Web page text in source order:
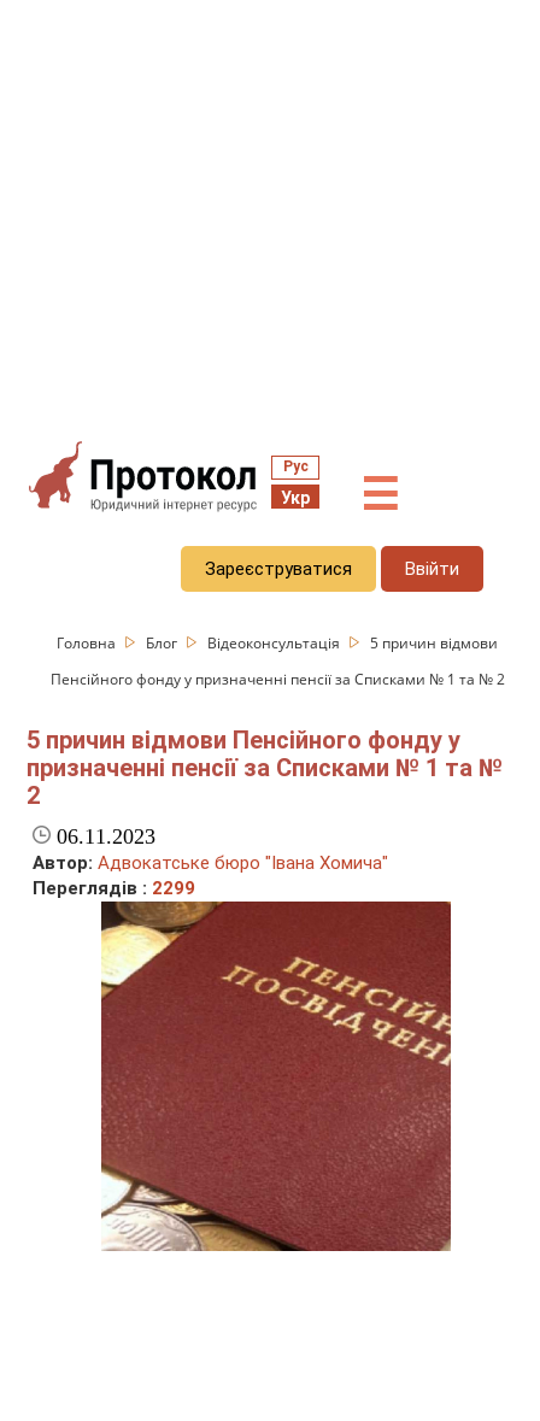
Рус
Укр ☰
Зареєструватися Ввійти
Головна Блог Відеоконсультація
5 причин відмови
Пенсійного фонду у призначенні пенсії за Списками № 1 та № 2
5 причин відмови Пенсійного фонду у
призначенні пенсії за Списками № 1 та №
2
06.11.2023
Автор: Адвокатське бюро "Івана Хомича"
Переглядів : 2299